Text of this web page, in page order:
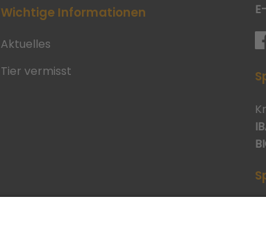
Wichtige Informationen
Aktuelles
Tier vermisst